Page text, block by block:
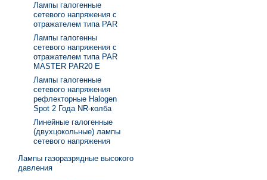
Лампы галогенные
сетевого напряжения с
отражателем типа PAR
Лампы галогенны
сетевого напряжения с
отражателем типа PAR
MASTER PAR20 E
Лампы галогенные
сетевого напряжения
рефлекторные Halogen
Spot 2 Года NR-колба
Линейные галогенные
(двухцокольные) лампы
сетевого напряжения
Лампы газоразрядные высокого
давления